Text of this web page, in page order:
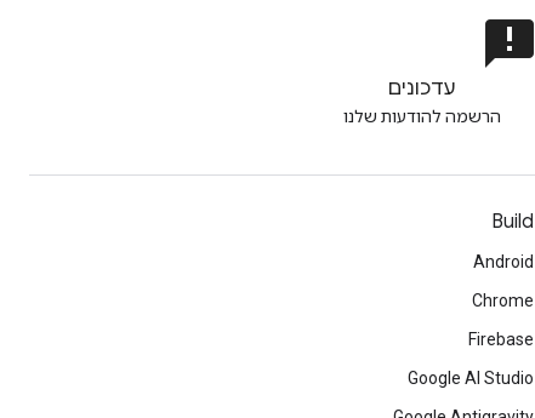
announcement
עדכונים
הרשמה להודעות שלנו
Build
Android
Chrome
Firebase
Google AI Studio